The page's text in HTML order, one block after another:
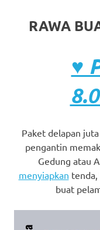
RAWA
♥
Paket delapan juta
pengantin
Gedung atau
menyiapkan tenda,
buat